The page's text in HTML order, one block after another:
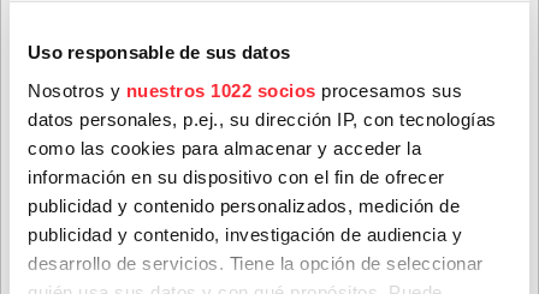
Uso responsable de sus datos
Nosotros y nuestros 1022 socios procesamos sus
datos personales, p.ej., su dirección IP, con tecnologías
como las cookies para almacenar y acceder la
información en su dispositivo con el fin de ofrecer
publicidad y contenido personalizados, medición de
publicidad y contenido, investigación de audiencia y
desarrollo de servicios. Tiene la opción de seleccionar
Artistas
Apellidos
Correo electrónico*